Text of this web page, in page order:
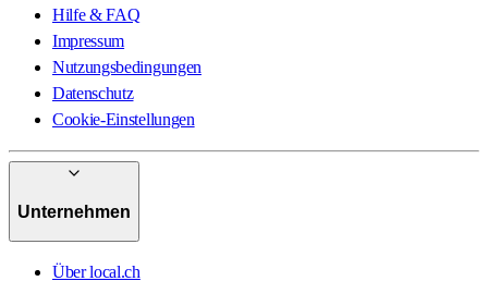
Hilfe & FAQ
Impressum
Nutzungsbedingungen
Datenschutz
Cookie-Einstellungen
Unternehmen
Über local.ch